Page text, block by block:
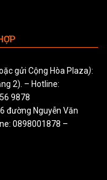
gửi Cộng Hòa Plaza):
2). – Hotline:
9878
đường Nguyễn Văn
0898001878 –